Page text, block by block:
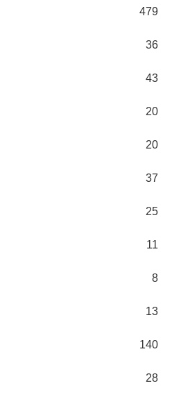
479
36
43
20
20
37
25
11
8
13
140
28